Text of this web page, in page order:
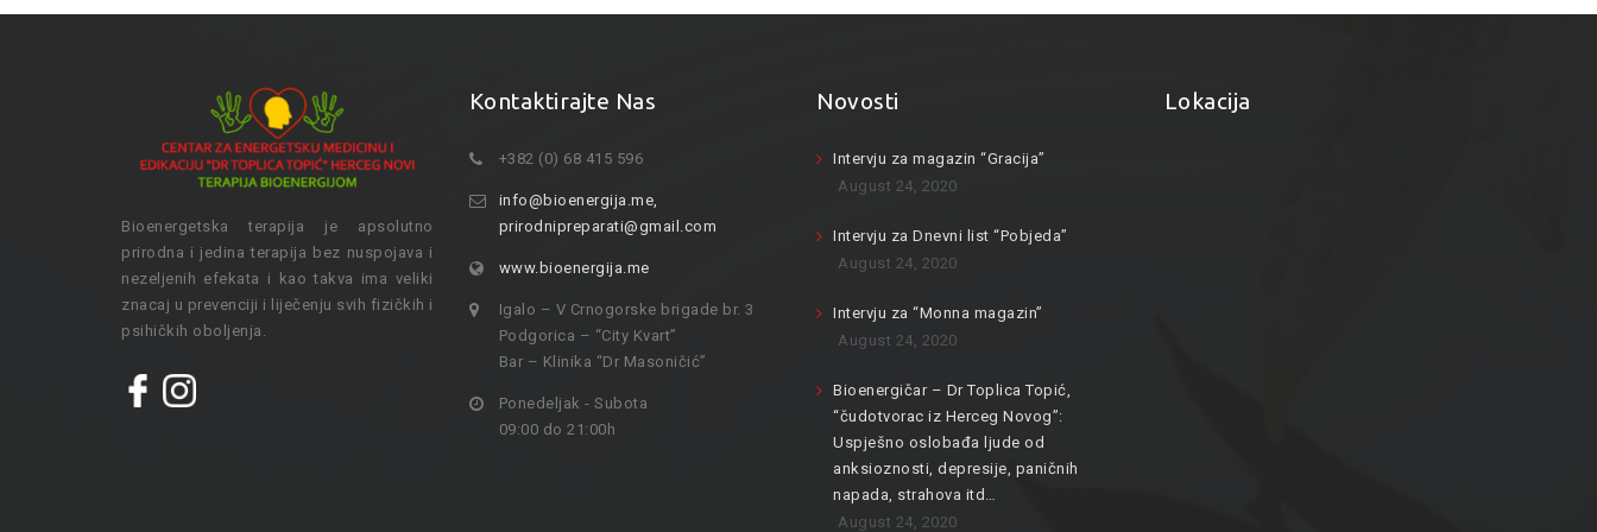
Bioenergetska terapija je apsolutno
prirodna i jedina terapija bez nuspojava i
nezeljenih efekata i kao takva ima veliki
znacaj u prevenciji i liječenju svih fizičkih i
psihičkih oboljenja.
Kontaktirajte Nas
+382 (0) 68 415 596
info@bioenergija.me,
prirodnipreparati@gmail.com
www.bioenergija.me
Igalo – V Crnogorske brigade br. 3
Podgorica – “City Kvart”
Bar – Klinika “Dr Masoničić”
Ponedeljak - Subota
09:00 do 21:00h
Novosti
Intervju za magazin “Gracija”
August 24, 2020
Intervju za Dnevni list “Pobjeda”
August 24, 2020
Intervju za “Monna magazin”
August 24, 2020
Bioenergičar – Dr Toplica Topić,
“čudotvorac iz Herceg Novog”:
Uspješno oslobađa ljude od
anksioznosti, depresije, paničnih
napada, strahova itd…
August 24, 2020
Lokacija